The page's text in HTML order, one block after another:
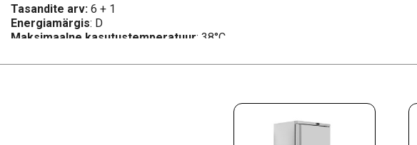
Tasandite arv: 6 + 1
Energiamärgis: D
Maksimaalne kasutustemperatuur: 38°C